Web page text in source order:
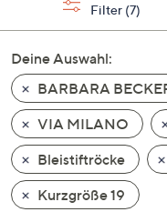
und
nach
unten
oder
wischen
Sie
auf
Touch-
Geräten
Filter (7)
Deine Auswahl:
BARBARA
VIA MILANO
Bleistiftröcke
Kurzgröße 19